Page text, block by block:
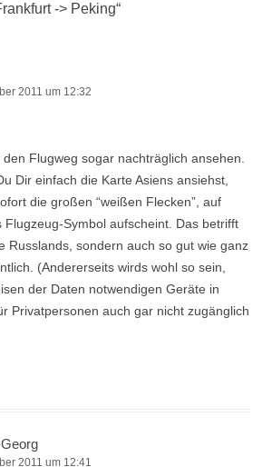
-> Peking“
2011 um 12:32
Flugweg sogar nachträglich ansehen.
Dir einfach die Karte Asiens ansiehst,
die großen “weißen Flecken”, auf
Flugzeug-Symbol aufscheint. Das betrifft
Russlands, sondern auch so gut wie ganz
(Andererseits wirds wohl so sein,
der Daten notwendigen Geräte in
Privatpersonen auch gar nicht zugänglich
2011 um 12:41